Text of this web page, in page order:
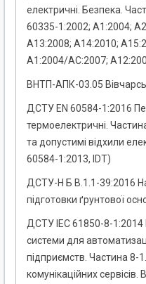
електричні. Безпека.
60335-1:2002; А1:2004;
А13:2008; А14:2010;
А1:2004/АС:2007;
ВНТП-АПК-03.05
ДСТУ EN 60584-1:2016
термоелектричні.
та допустимі відхили
60584-1:2013, IDT)
ДСТУ-Н Б В.1.1-39:2016
підготовки ґрунтової
ДСТУ IEC 61850-8-1:2014
системи для
підприємств. Частина 8-
комунікаційних